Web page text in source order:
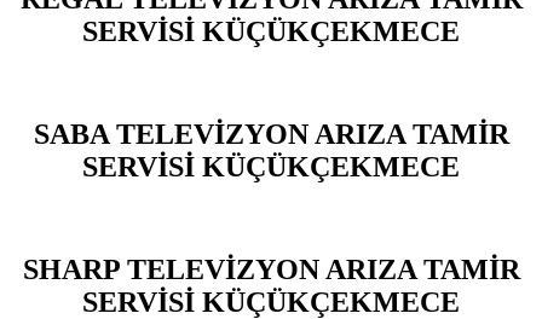
SERVİSİ KÜÇÜKÇEKMECE
SABA TELEVİZYON ARIZA TAMİR
SERVİSİ KÜÇÜKÇEKMECE
SHARP TELEVİZYON ARIZA TAMİR
SERVİSİ KÜÇÜKÇEKMECE